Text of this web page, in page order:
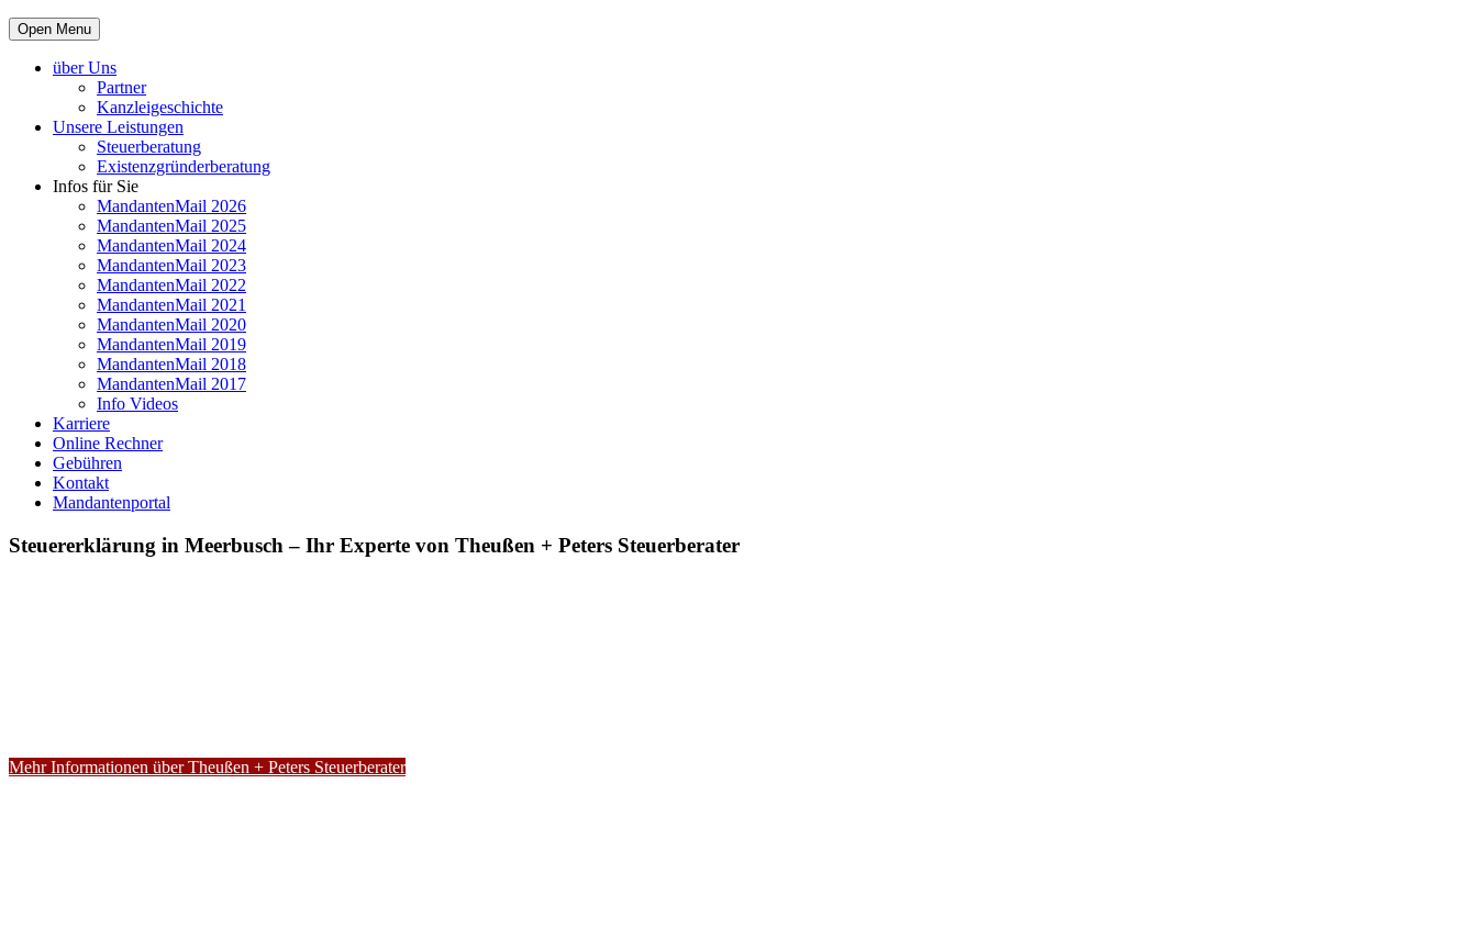
Open Menu
über Uns
Partner
Kanzleigeschichte
Unsere Leistungen
Steuerberatung
Existenzgründerberatung
Infos für Sie
MandantenMail 2026
MandantenMail 2025
MandantenMail 2024
MandantenMail 2023
MandantenMail 2022
MandantenMail 2021
MandantenMail 2020
MandantenMail 2019
MandantenMail 2018
MandantenMail 2017
Info Videos
Karriere
Online Rechner
Gebühren
Kontakt
Mandantenportal
Steuererklärung in Meerbusch – Ihr Experte von Theußen + Peters Steuerberater
Mehr Informationen über Theußen + Peters Steuerberater